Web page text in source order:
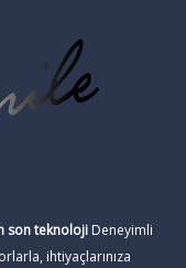
son teknoloji Deneyimli
ihtiyaçlarınıza